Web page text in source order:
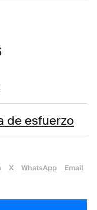
de esfuerzo
X WhatsApp Email